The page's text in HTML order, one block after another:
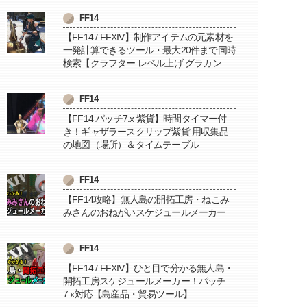
FF14
【FF14 / FFXIV】制作アイテムの元素材を
一発計算できるツール・最大20件まで同時
検索【クラフター レベル上げ グラカン納
FF14
【FF14 パッチ7.x 紫貨】時間タイマー付
き！ギャザラースクリップ紫貨 用収集品
の地図（場所）＆タイムテーブル
FF14
【FF14攻略】無人島の開拓工房・ねこみ
みさんのおねがいスケジュールメーカー
FF14
【FF14 / FFXIV】ひと目で分かる無人島・
開拓工房スケジュールメーカー！パッチ
7.x対応【島産品・貿易ツール】